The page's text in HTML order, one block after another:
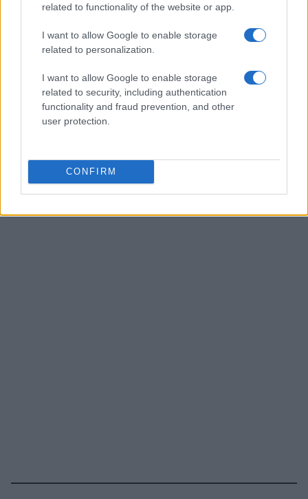
related to functionality of the website or app.
I want to allow Google to enable storage
related to personalization.
I want to allow Google to enable storage
related to security, including authentication
functionality and fraud prevention, and other
user protection.
CONFIRM
AUTORE
Beatrice Beretta
Beatrice Beretta, basata a Bologna, annotò
per la prima volta itinerari durante una notte al
portico di San Luca: da allora coordina
rubriche sui viaggi urbani. In redazione
promuove reportage su mobilità sostenibile e